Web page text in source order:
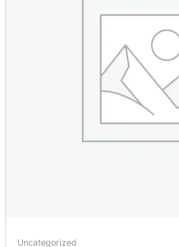
Uncategorized